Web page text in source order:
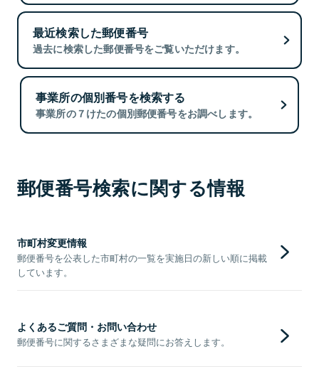
最近検索した郵便番号
過去に検索した郵便番号をご覧いただけます。
事業所の個別番号を検索する
事業所の７けたの個別郵便番号をお調べします。
郵便番号検索に関する情報
市町村変更情報
郵便番号を公表した市町村の一覧を実施日の新しい順に掲載
しています。
よくあるご質問・お問い合わせ
郵便番号に関するさまざまな疑問にお答えします。